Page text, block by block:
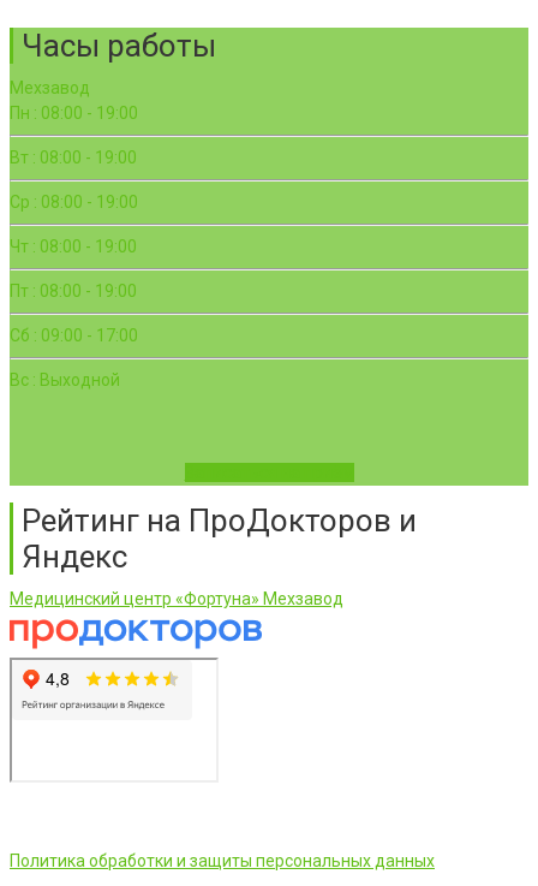
Часы работы
Мехзавод
Пн : 08:00 - 19:00
Вт : 08:00 - 19:00
Ср : 08:00 - 19:00
Чт : 08:00 - 19:00
Пт : 08:00 - 19:00
Сб : 09:00 - 17:00
Вс : Выходной
Рейтинг на ПроДокторов и
Яндекс
Медицинский центр «Фортуна» Мехзавод
Политика обработки и защиты персональных данных